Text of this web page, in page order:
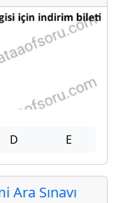
D E
Sınavı